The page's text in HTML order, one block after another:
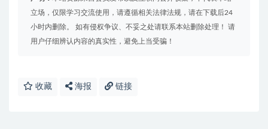
立场，仅限学习交流使用，请遵循相关法律法规，请在下载后24
小时内删除。 如有侵权争议、不妥之处请联系本站删除处理！ 请
用户仔细辨认内容的真实性，避免上当受骗！
收藏 海报 链接